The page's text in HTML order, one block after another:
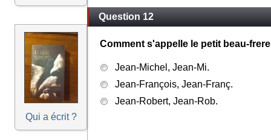
Qui a écrit ?
Question 12
Comment s'appelle le petit beau-
Jean-Michel, Jean-Mi.
Jean-François, Jean-Franç.
Jean-Robert, Jean-Rob.